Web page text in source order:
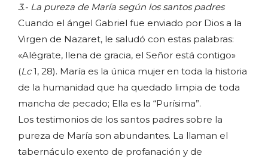
3.- La pureza de María según los santos padres
Cuando el ángel Gabriel fue enviado por Dios a la
Virgen de Nazaret, le saludó con estas palabras:
«Alégrate, llena de gracia, el Señor está contigo»
(Lc1, 28). María es la única mujer en toda la historia
de la humanidad que ha quedado limpia de toda
mancha de pecado; Ella es la “Purísima”.
Los testimonios de los santos padres sobre la
pureza de María son abundantes. La llaman el
tabernáculo exento de profanación y de